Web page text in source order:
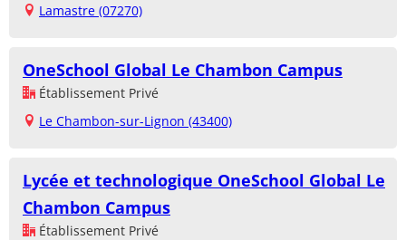
Lamastre (07270)
OneSchool Global Le Chambon Campus
Établissement Privé
Le Chambon-sur-Lignon (43400)
Lycée et technologique OneSchool Global Le
Chambon Campus
Établissement Privé